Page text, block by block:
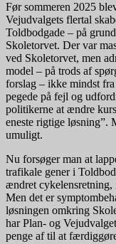
Før sommeren 2025
Vejudvalgets flertal
Toldbodgade – på
Skoletorvet. Der var
ved Skoletorvet, men
model – på trods af
forslag – ikke mindst
pegede på fejl og
politikerne at ændre
eneste rigtige løsning”.
umuligt.
Nu forsøger man at
trafikale gener i
ændret
Men det er
løsningen omkring
har Plan- og
penge af til at